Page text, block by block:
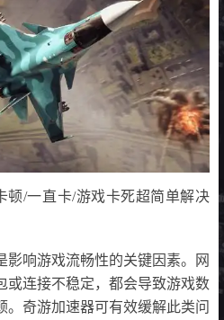
顿/一直卡/游戏卡死超简单解决
影响游戏流畅性的关键因素。网
或连接不稳定，都会导致游戏数
。奇游加速器可有效缓解此类问